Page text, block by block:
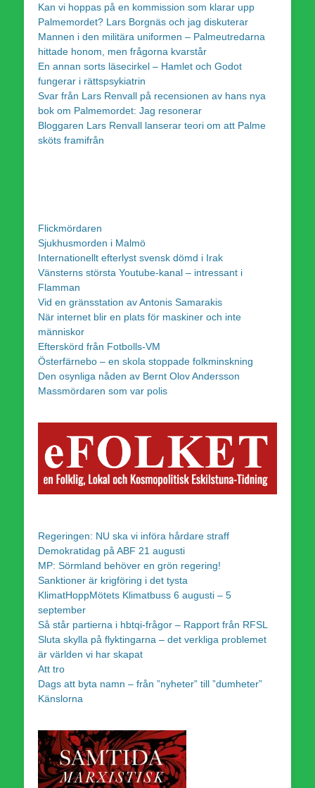
Kan vi hoppas på en kommission som klarar upp
Palmemordet? Lars Borgnäs och jag diskuterar
Mannen i den militära uniformen – Palmeutredarna
hittade honom, men frågorna kvarstår
En annan sorts läsecirkel – Hamlet och Godot
fungerar i rättspsykiatrin
Svar från Lars Renvall på recensionen av hans nya
bok om Palmemordet: Jag resonerar
Bloggaren Lars Renvall lanserar teori om att Palme
sköts framifrån
Flickmördaren
Sjukhusmorden i Malmö
Internationellt efterlyst svensk dömd i Irak
Vänsterns största Youtube-kanal – intressant i
Flamman
Vid en gränsstation av Antonis Samarakis
När internet blir en plats för maskiner och inte
människor
Efterskörd från Fotbolls-VM
Österfärnebo – en skola stoppade folkminskning
Den osynliga nåden av Bernt Olov Andersson
Massmördaren som var polis
Regeringen: NU ska vi införa hårdare straff
Demokratidag på ABF 21 augusti
MP: Sörmland behöver en grön regering!
Sanktioner är krigföring i det tysta
KlimatHoppMötets Klimatbuss 6 augusti – 5
september
Så står partierna i hbtqi-frågor – Rapport från RFSL
Sluta skylla på flyktingarna – det verkliga problemet
är världen vi har skapat
Att tro
Dags att byta namn – från ”nyheter” till ”dumheter”
Känslorna